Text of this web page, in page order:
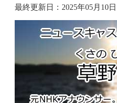
最終更新日：2025年05月10日